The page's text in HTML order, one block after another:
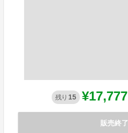
残り 15 ¥17,777
販売終了